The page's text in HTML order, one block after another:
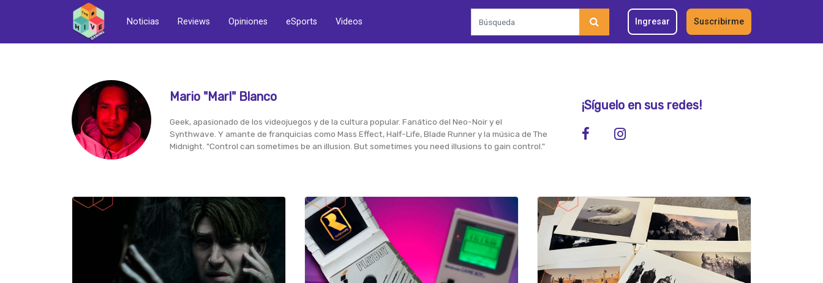
Noticias Reviews Opiniones eSports Videos Ingresar Suscribirme
Mario "Marl" Blanco
Geek, apasionado de los videojuegos y de la cultura popular. Fanático del Neo-Noir y el
Synthwave. Y amante de franquicias como Mass Effect, Half-Life, Blade Runner y la música de The
Midnight. "Control can sometimes be an illusion. But sometimes you need illusions to gain control."
¡Síguelo en sus redes!